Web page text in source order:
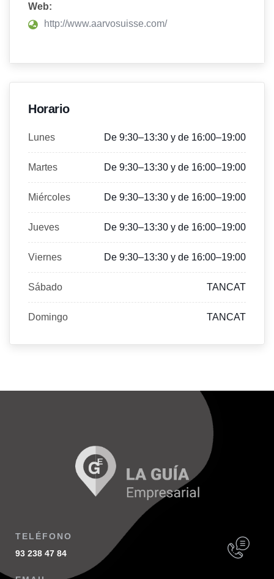
Web:
http://www.aarvosuisse.com/
Horario
Lunes De 9:30–13:30 y de 16:00–19:00
Martes De 9:30–13:30 y de 16:00–19:00
Miércoles De 9:30–13:30 y de 16:00–19:00
Jueves De 9:30–13:30 y de 16:00–19:00
Viernes De 9:30–13:30 y de 16:00–19:00
Sábado TANCAT
Domingo TANCAT
TELÉFONO
93 238 47 84